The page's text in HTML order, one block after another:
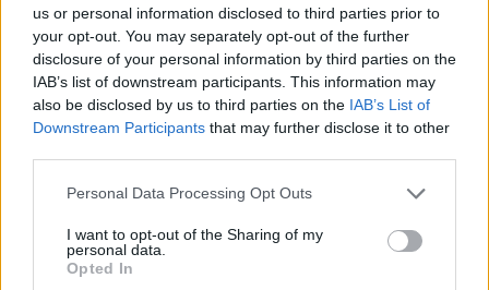
us or personal information disclosed to third parties prior to
your opt-out. You may separately opt-out of the further
disclosure of your personal information by third parties on the
IAB’s list of downstream participants. This information may
also be disclosed by us to third parties on the IAB’s List of
Downstream Participants that may further disclose it to other
Please note that this website/app uses one or more Google
not limited to your visit or usage behaviour. You may click to
grant or deny consent to Google and its third-party tags to
use your data for below specified purposes in below Google
Personal Data Processing Opt Outs
I want to opt-out of the Sharing of my
personal data.
Opted In
Παραμένει κλειστό το Ρίο-Αντίρριο – Πότε
προβλέπεται να ανοίξει